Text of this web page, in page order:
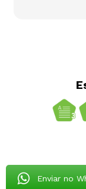
Enviar no